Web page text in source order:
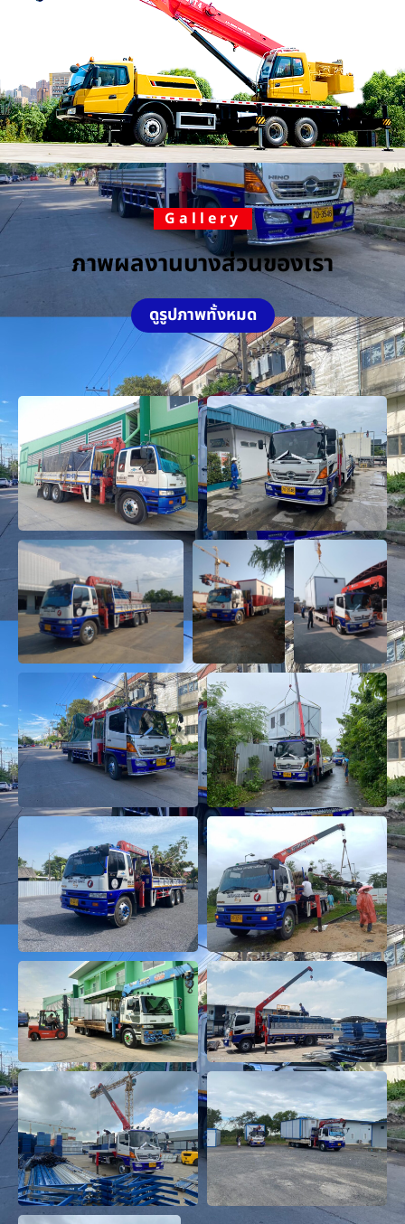
Gallery
ภาพผลงานบางส่วนของเรา
ดูรูปภาพทั้งหมด